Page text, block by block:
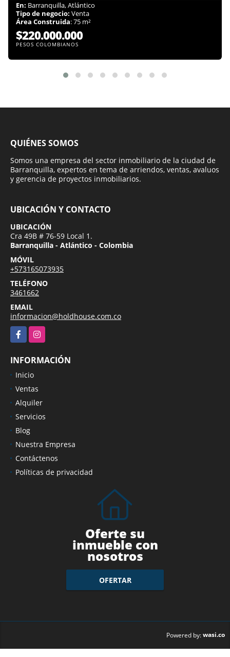
En: Barranquilla, Atlántico
Tipo de negocio: Venta
Área Construida: 75 m²
$220.000.000
PESOS COLOMBIANOS
QUIÉNES SOMOS
Somos una empresa del sector inmobiliario de la ciudad de
Barranquilla, expertos en tema de arriendos, ventas, avaluos
y gerencia de proyectos inmobiliarios.
UBICACIÓN Y CONTACTO
UBICACIÓN
Cra 49B # 76-59 Local 1.
Barranquilla - Atlántico - Colombia
MÓVIL
+573165073935
TELÉFONO
3461662
EMAIL
informacion@holdhouse.com.co
FacebookInstagram
INFORMACIÓN
Inicio
Ventas
Alquiler
Servicios
Blog
Nuestra Empresa
Contáctenos
Oferte su
inmueble con
nosotros
OFERTAR
Powered by:wasi.co